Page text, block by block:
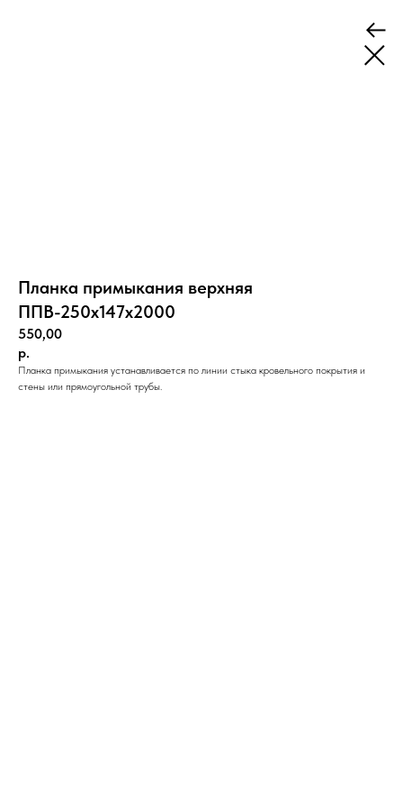
Планка примыкания верхняя
ППВ-250x147x2000
550,00
р.
Планка примыкания устанавливается по линии стыка кровельного покрытия и
стены или прямоугольной трубы.